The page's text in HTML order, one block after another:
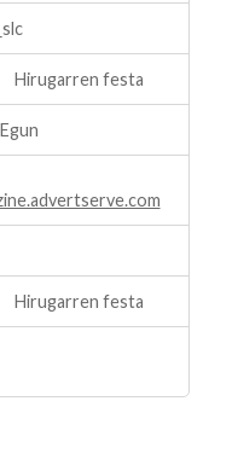
Hirugarren festa
Hirugarren festa